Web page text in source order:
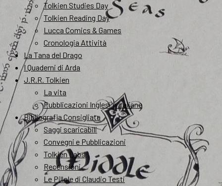
Tolkien Studies Day
Tolkien Reading Day
Lucca Comics & Games
Cronologia Attività
La Tana del Drago
I Quaderni di Arda
J.R.R. Tolkien
La vita
Pubblicazioni Inglesi e Italiane
Bibliografia Consigliata
Saggi scaricabili
Convegni e Pubblicazioni
Tolkien Labs
Recensioni
Le Pillole di Claudio Testi